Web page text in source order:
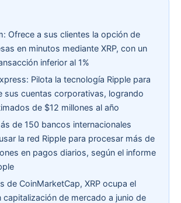
Ofrece a sus clientes la opción de
en minutos mediante XRP, con un
inferior al 1%
Pilota la tecnología Ripple para
sus cuentas corporativas, logrando
de $12 millones al año
de 150 bancos internacionales
la red Ripple para procesar más de
en pagos diarios, según el informe
de CoinMarketCap, XRP ocupa el
capitalización de mercado a junio de